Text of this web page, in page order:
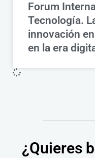
Forum
Tecnología.
innovación
en la era
¿Quieres